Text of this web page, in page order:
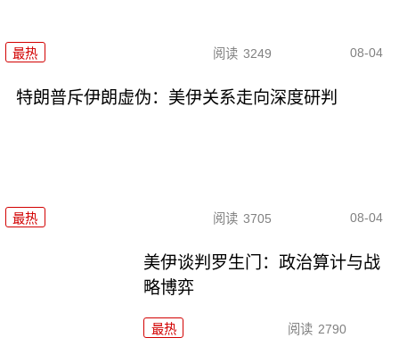
最热 阅读 3249 08-04
特朗普斥伊朗虚伪：美伊关系走向深度研判
最热 阅读 3705 08-04
美伊谈判罗生门：政治算计与战
略博弈
最热 阅读 2790